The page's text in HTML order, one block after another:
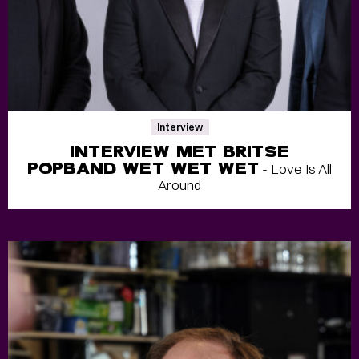
Interview
INTERVIEW MET BRITSE
POPBAND WET WET WET - Love Is All
Around